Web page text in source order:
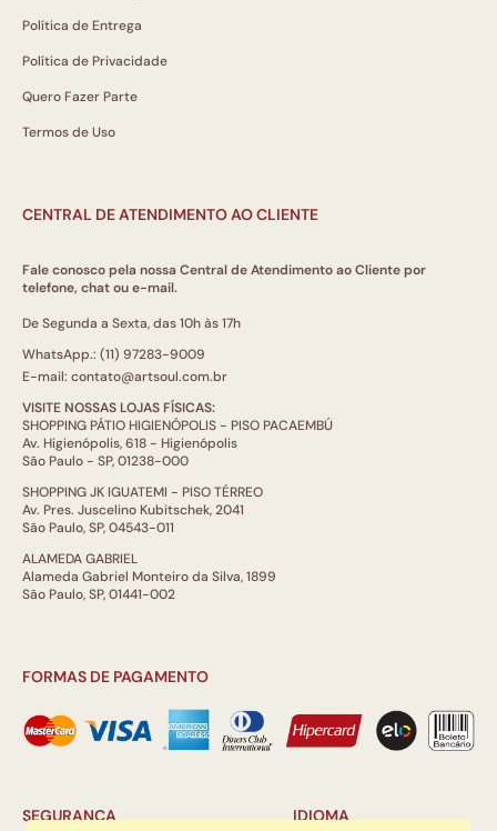
Política de Entrega
Política de Privacidade
Quero Fazer Parte
Termos de Uso
CENTRAL DE ATENDIMENTO AO CLIENTE
Fale conosco pela nossa Central de Atendimento ao Cliente por
telefone, chat ou e-mail.
De Segunda a Sexta, das 10h às 17h
WhatsApp.: (11) 97283-9009
E-mail: contato@artsoul.com.br
VISITE NOSSAS LOJAS FÍSICAS:
SHOPPING PÁTIO HIGIENÓPOLIS - PISO PACAEMBÚ
Av. Higienópolis, 618 - Higienópolis
São Paulo - SP, 01238-000
SHOPPING JK IGUATEMI - PISO TÉRREO
Av. Pres. Juscelino Kubitschek, 2041
São Paulo, SP, 04543-011
ALAMEDA GABRIEL
Alameda Gabriel Monteiro da Silva, 1899
São Paulo, SP, 01441-002
FORMAS DE PAGAMENTO
SEGURANÇA IDIOMA